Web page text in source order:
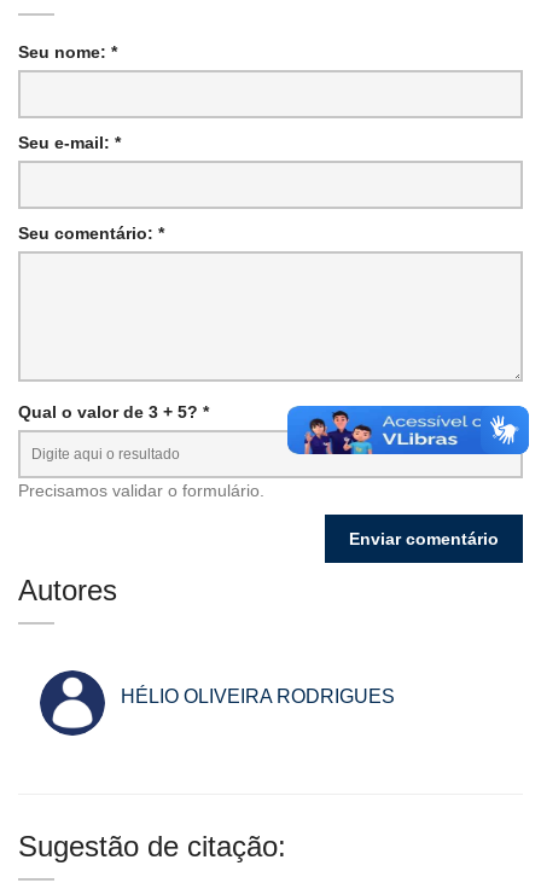
Seu nome: *
Seu e-mail: *
Seu comentário: *
Qual o valor de 3 + 5? *
Precisamos validar o formulário.
Autores
HÉLIO OLIVEIRA RODRIGUES
Sugestão de citação: